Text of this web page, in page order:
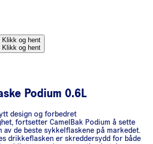
Klikk og hent
Klikk og hent
Podium 0.6L
design og forbedret
fortsetter CamelBak Podium å sette
av de beste sykkelflaskene på markedet.
drikkeflasken er skreddersydd for både